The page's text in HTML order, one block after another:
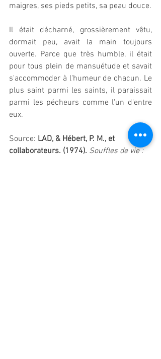
maigres, ses pieds petits, sa peau douce.
Il était décharné, grossièrement vêtu,
dormait peu, avait la main toujours
ouverte. Parce que très humble, il était
pour tous plein de mansuétude et savait
s'accommoder à l'humeur de chacun. Le
plus saint parmi les saints, il paraissait
parmi les pécheurs comme l'un d'entre
eux.
Source: LAD, & Hébert, P. M., et
collaborateurs. (1974). Souffles de vie :